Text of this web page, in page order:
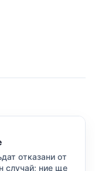
отказани от
случай; ние ще